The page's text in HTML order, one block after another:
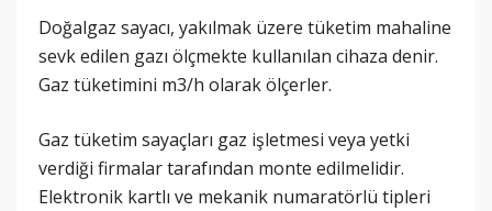
Doğalgaz sayacı, yakılmak üzere tüketim mahaline
sevk edilen gazı ölçmekte kullanılan cihaza denir.
Gaz tüketimini m3/h olarak ölçerler.
Gaz tüketim sayaçları gaz işletmesi veya yetki
verdiği firmalar tarafından monte edilmelidir.
Elektronik kartlı ve mekanik numaratörlü tipleri